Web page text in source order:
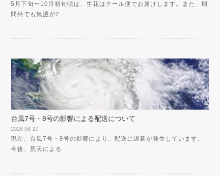
5月下旬〜10月初旬頃は、生花はクール便でお届けします。また、期
間外でも気温が2
台風7号・8号の影響による配送について
2026-06-27
現在、台風7号・8号の影響により、配送に遅延が発生しています。
今後、荒天による